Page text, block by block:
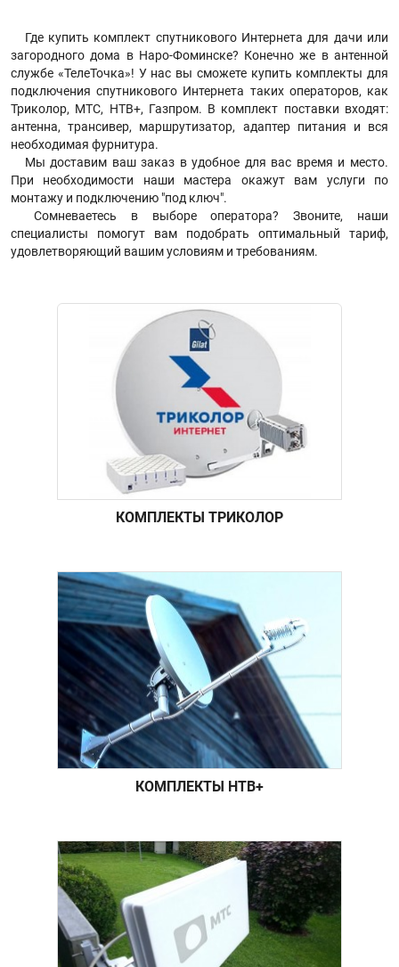
Где купить комплект спутникового Интернета для дачи или
загородного дома в Наро-Фоминске? Конечно же в антенной
службе «ТелеТочка»! У нас вы сможете купить комплекты для
подключения спутникового Интернета таких операторов, как
Триколор, МТС, НТВ+, Газпром. В комплект поставки входят:
антенна, трансивер, маршрутизатор, адаптер питания и вся
необходимая фурнитура.
Мы доставим ваш заказ в удобное для вас время и место.
При необходимости наши мастера окажут вам услуги по
монтажу и подключению "под ключ".
Сомневаетесь в выборе оператора? Звоните, наши
специалисты помогут вам подобрать оптимальный тариф,
удовлетворяющий вашим условиям и требованиям.
КОМПЛЕКТЫ ТРИКОЛОР
КОМПЛЕКТЫ НТВ+